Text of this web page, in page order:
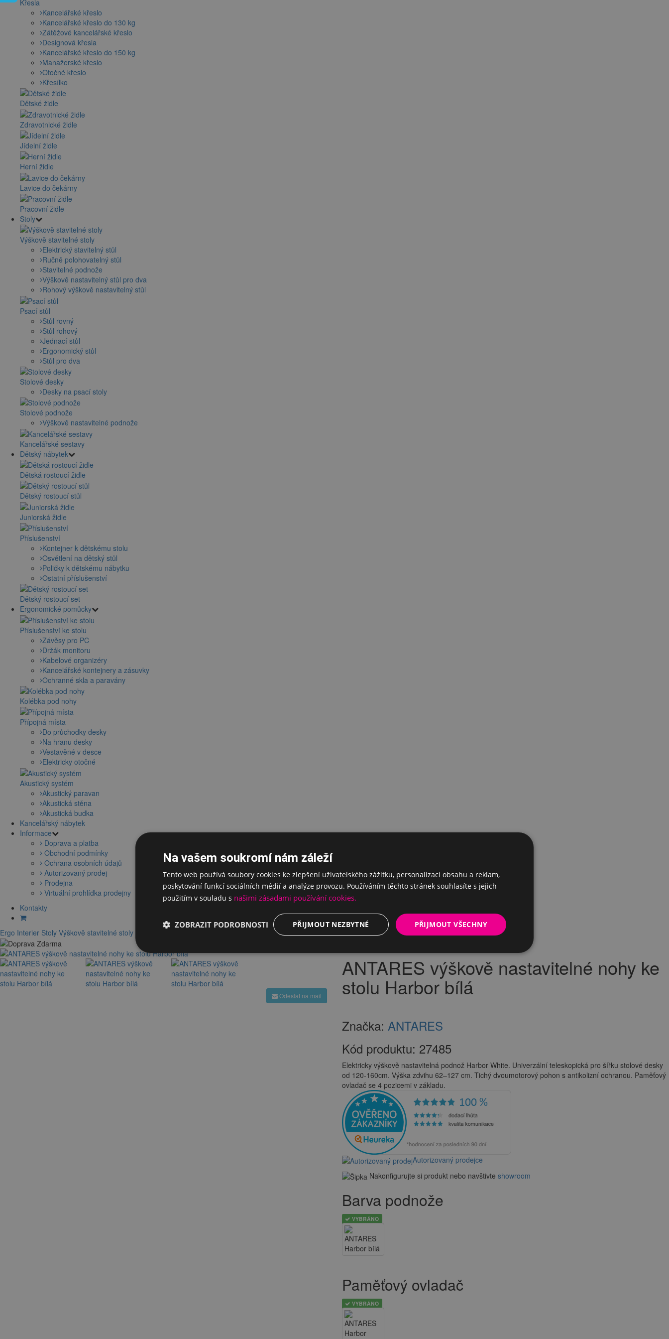
Křesla
Kancelářské křeslo
Kancelářské křeslo do 130 kg
Zátěžové kancelářské křeslo
Designová křesla
Kancelářské křeslo do 150 kg
Manažerské křeslo
Otočné křeslo
Křesílko
Dětské židle
Zdravotnické židle
Jídelní židle
Herní židle
Lavice do čekárny
Pracovní židle
Stoly
Výškově stavitelné stoly
Elektrický stavitelný stůl
Ručně polohovatelný stůl
Stavitelné podnože
Výškově nastavitelný stůl pro dva
Rohový výškově nastavitelný stůl
Psací stůl
Stůl rovný
Stůl rohový
Jednací stůl
Ergonomický stůl
Stůl pro dva
Stolové desky
Desky na psací stoly
Stolové podnože
Výškově nastavitelné podnože
Kancelářské sestavy
Dětský nábytek
Dětská rostoucí židle
Dětský rostoucí stůl
Juniorská židle
Příslušenství
Kontejner k dětskému stolu
Osvětlení na dětský stůl
Poličky k dětskému nábytku
Ostatní příslušenství
Dětský rostoucí set
Ergonomické pomůcky
Příslušenství ke stolu
Závěsy pro PC
Držák monitoru
Kabelové organizéry
Kancelářské kontejnery a zásuvky
Ochranné skla a paravány
Kolébka pod nohy
Přípojná místa
Do průchodky desky
Na hranu desky
Vestavěné v desce
Elektricky otočné
Akustický systém
Akustický paravan
Akustická stěna
Akustická budka
Kancelářský nábytek
Informace
Doprava a platba
Obchodní podmínky
Ochrana osobních údajů
Autorizovaný prodej
Prodejna
Virtuální prohlídka prodejny
Kontakty
Ergo Interier Stoly Výškově stavitelné stoly Výškově nastavitelné podnože ANTARES výškově nastavitelné nohy ke stolu Harbor bílá
Odeslat na mail
ANTARES výškově nastavitelné nohy ke
stolu Harbor bílá
Značka: ANTARES
Kód produktu: 27485
Elektricky výškově nastavitelná podnož Harbor White. Univerzální teleskopická pro šířku stolové desky
od 120-160cm. Výška zdvihu 62–127 cm. Tichý dvoumotorový pohon s antikolizní ochranou. Paměťový
ovladač se 4 pozicemi v základu.
Autorizovaný prodejce
Nakonfigurujte si produkt nebo navštivte showroom
Barva podnože
VYBRÁNO
Paměťový ovladač
VYBRÁNO
Na vašem soukromí nám záleží
Tento web používá soubory cookies ke zlepšení uživatelského zážitku, personalizaci obsahu a reklam,
poskytování funkcí sociálních médií a analýze provozu. Používáním těchto stránek souhlasíte s jejich
použitím v souladu s našimi zásadami používání cookies.
PŘIJMOUT VŠECHNY
PŘIJMOUT NEZBYTNÉ
ZOBRAZIT PODROBNOSTI